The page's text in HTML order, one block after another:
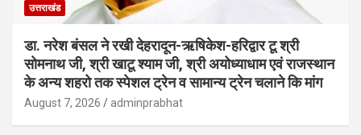
उत्तराखंड
डा. नरेश बंसल ने रखी देहरादून-ऋषिकेश-हरिद्वार टू श्री
सोमनाथ जी, श्री खाटू श्याम जी, श्री अयोध्याधाम एवं राजस्थान
के अन्य शहरो तक स्पेशल ट्रेन व सामान्य ट्रेन चलाने कि मांग
August 7, 2026 adminprabhat